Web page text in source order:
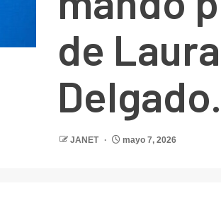
de
Delgado.
JANET mayo 7, 2026